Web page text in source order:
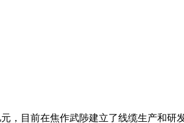
，目前在焦作武陟建立了线缆生产和